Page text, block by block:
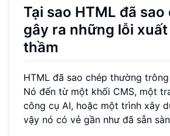
Tại sao HTML đã sao
gây ra những lỗi xuất
thầm
HTML đã sao chép thường
Nó đến từ một khối CMS, một
công cụ AI, hoặc một trình xây
vậy nó có vẻ gần như đã sẵn